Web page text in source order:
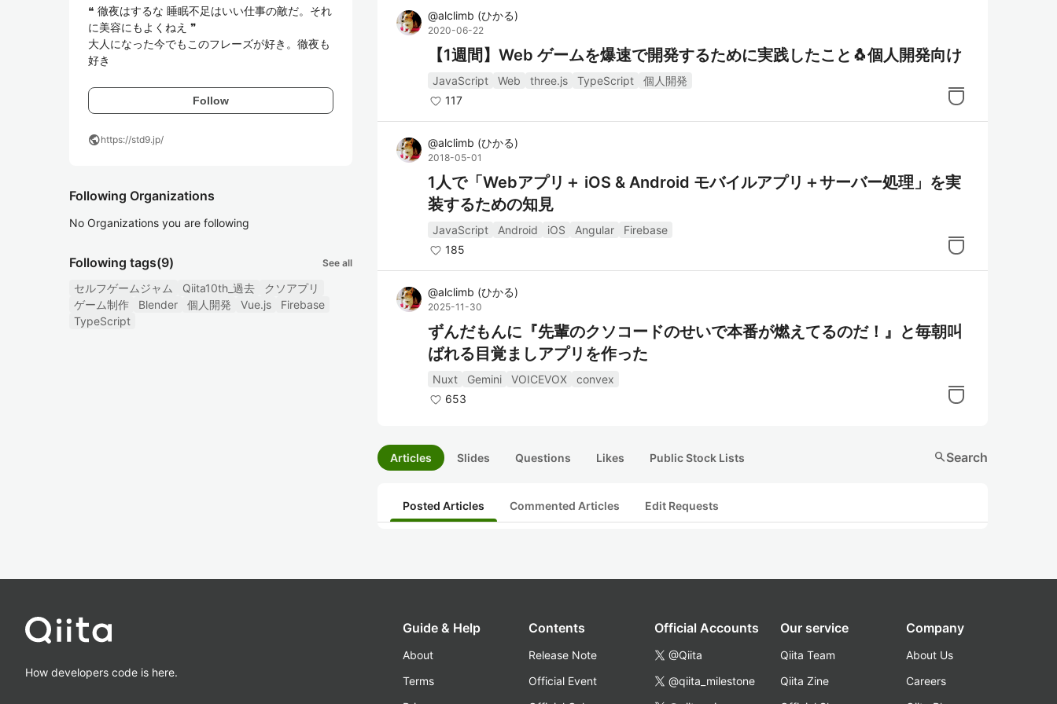
❝ 徹夜はするな 睡眠不足はいい仕事の敵だ。それ
に美容にもよくねえ ❞
大人になった今でもこのフレーズが好き。徹夜も
好き
Follow
publichttps://std9.jp/
Following Organizations
No Organizations you are following
Following tags(9) See all
セルフゲームジャム Qiita10th_過去
クソアプリ
ゲーム制作
Blender 個人開発 Vue.js
Firebase
TypeScript
@alclimb (ひかる)
2020-06-22
【1週間】Web ゲームを爆速で開発するために実践したこと🐧個人開発向け
JavaScript Web three.js TypeScript
個人開発
117
@alclimb (ひかる)
2018-05-01
1人で「Webアプリ＋ iOS & Android モバイルアプリ＋サーバー処理」を実
装するための知見
JavaScript Android iOS Angular
Firebase
185
@alclimb (ひかる)
2025-11-30
ずんだもんに『先輩のクソコードのせいで本番が燃えてるのだ！』と毎朝叫
ばれる目覚ましアプリを作った
Nuxt Gemini VOICEVOX
convex
653
Articles Slides Questions Likes Public Stock Lists searchSearch
Posted Articles Commented Articles Edit Requests
How developers code is here.
Guide & Help
About
Terms
Contents
Release Note
Official Event
Official Accounts
@Qiita
@qiita_milestone
Our service
Qiita Team
Qiita Zine
Company
About Us
Careers